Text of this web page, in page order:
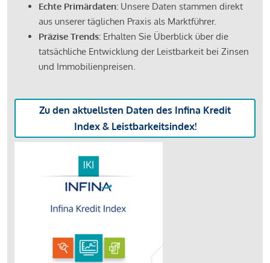
Echte Primärdaten: Unsere Daten stammen direkt
aus unserer täglichen Praxis als Marktführer.
Präzise Trends: Erhalten Sie Überblick über die
tatsächliche Entwicklung der Leistbarkeit bei Zinsen
und Immobilienpreisen.
Zu den aktuellsten Daten des Infina Kredit
Index & Leistbarkeitsindex!